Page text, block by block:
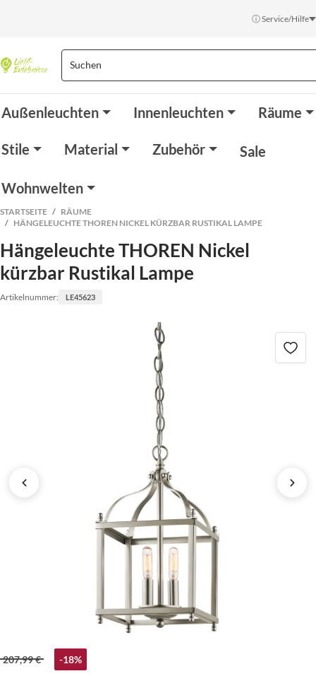
ⓘ Service/Hilfe
Außenleuchten Innenleuchten Räume
Stile Material Zubehör Sale
Wohnwelten
STARTSEITE
RÄUME
HÄNGELEUCHTE THOREN NICKEL KÜRZBAR RUSTIKAL LAMPE
Hängeleuchte THOREN Nickel
kürzbar Rustikal Lampe
Artikelnummer: LE45623
207,99 € -18%